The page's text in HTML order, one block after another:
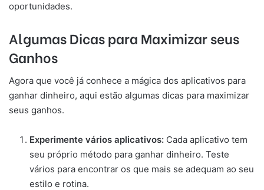
oportunidades.
Algumas Dicas para Maximizar seus
Ganhos
Agora que você já conhece a mágica dos aplicativos para
ganhar dinheiro, aqui estão algumas dicas para maximizar
seus ganhos.
Experimente vários aplicativos: Cada aplicativo tem
seu próprio método para ganhar dinheiro. Teste
vários para encontrar os que mais se adequam ao seu
estilo e rotina.